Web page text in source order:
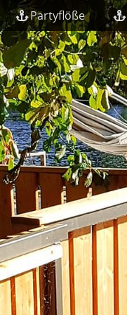
Partyflöße